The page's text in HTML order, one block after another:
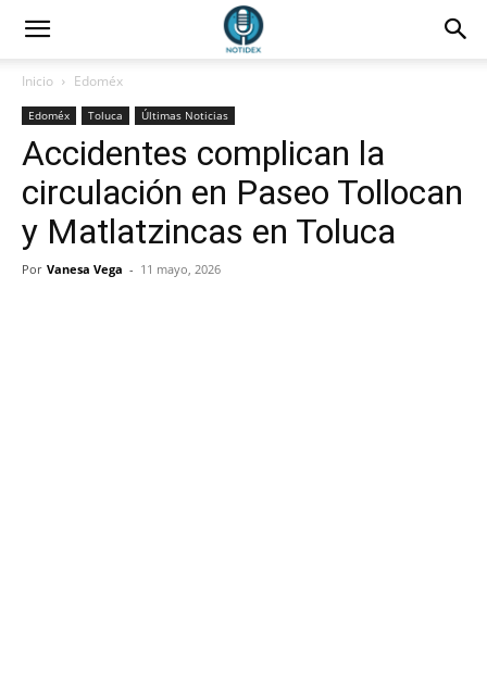
Inicio Edoméx
Edoméx Toluca Últimas Noticias
Accidentes complican la
circulación en Paseo Tollocan
y Matlatzincas en Toluca
Por Vanesa Vega - 11 mayo, 2026